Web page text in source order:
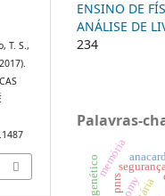
T. S.,
ENSINO DE
ANÁLISE DE
234
Palavras-
pnrs
memória